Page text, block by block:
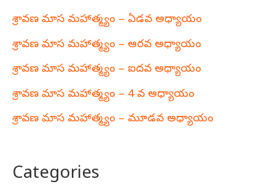
శ్రావణ మాస మహాత్మ్యం – ఏడవ అధ్యాయం
శ్రావణ మాస మహాత్మ్యం – ఆరవ అధ్యాయం
శ్రావణ మాస మహాత్మ్యం – ఐదవ అధ్యాయం
శ్రావణ మాస మహాత్మ్యం – 4 వ అధ్యాయం
శ్రావణ మాస మహాత్మ్యం – మూడవ అధ్యాయం
Categories